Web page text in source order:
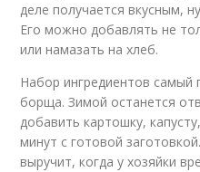
деле получается вкусным,
Его можно добавлять не
или намазать на хлеб.
Набор ингредиентов самый
борща. Зимой останется
добавить картошку,
минут с готовой
выручит, когда у хозяйки